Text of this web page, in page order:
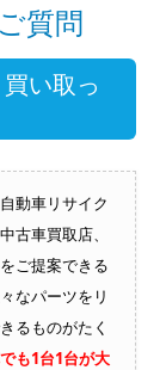
質問
い取っ
動車リサイク
古車買取店、
ご提案できる
なパーツをリ
るものがたく
も1台1台が大